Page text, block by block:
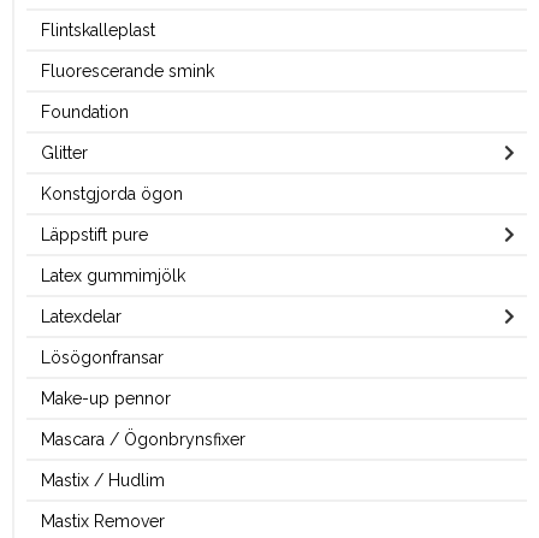
Flintskalleplast
Fluorescerande smink
Foundation
Glitter
Konstgjorda ögon
Läppstift pure
Latex gummimjölk
Latexdelar
Lösögonfransar
Make-up pennor
Mascara / Ögonbrynsfixer
Mastix / Hudlim
Mastix Remover